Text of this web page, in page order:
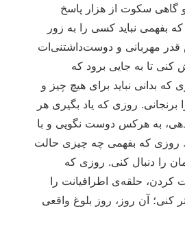
گاهی سکوت از هزار پاسخ
بفهمی نباید کسی را به زور
مهربانی و دوست‌داشتنی‌ات
کنی تا به جایی برود که
بدانی نباید برای هیچ چیز و
روزی که یاد بگیری هر
به هرکس دوست نگویی و با
روزی که بفهمی چه چیزی حالت
را دنبال کنی. روزی که
حلقه‌ی اطرافیانت را
کنی؛ آن روز، روز بلوغ واقعی